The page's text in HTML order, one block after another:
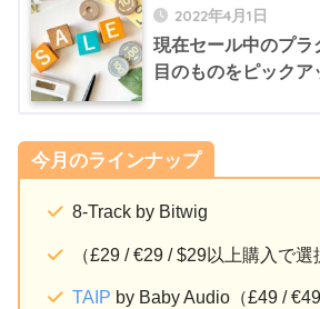
2022年4月1日
現在セール中のプラ
目のものをピックア
今月のラインナップ
8-Track by Bitwig
（£29 / €29 / $29以上購入で選
TAIP by Baby Audio（£49 /